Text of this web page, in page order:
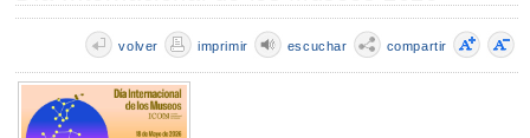
compartir
escuchar
imprimir
volver